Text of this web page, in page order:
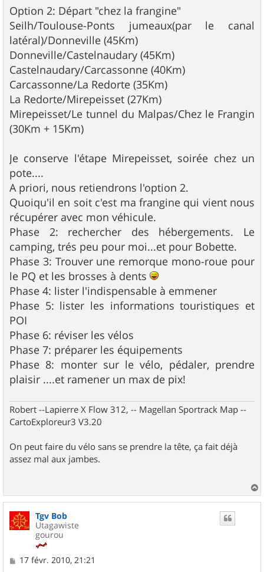
Option 2: Départ "chez la frangine"
Seilh/Toulouse-Ponts jumeaux(par le canal
latéral)/Donneville (45Km)
Donneville/Castelnaudary (45Km)
Castelnaudary/Carcassonne (40Km)
Carcassonne/La Redorte (35Km)
La Redorte/Mirepeisset (27Km)
Mirepeisset/Le tunnel du Malpas/Chez le Frangin
(30Km + 15Km)
Je conserve l'étape Mirepeisset, soirée chez un
pote....
A priori, nous retiendrons l'option 2.
Quoiqu'il en soit c'est ma frangine qui vient nous
récupérer avec mon véhicule.
Phase 2: rechercher des hébergements. Le
camping, trés peu pour moi...et pour Bobette.
Phase 3: Trouver une remorque mono-roue pour
le PQ et les brosses à dents
Phase 4: lister l'indispensable à emmener
Phase 5: lister les informations touristiques et
POI
Phase 6: réviser les vélos
Phase 7: préparer les équipements
Phase 8: monter sur le vélo, pédaler, prendre
plaisir ....et ramener un max de pix!
Robert --Lapierre X Flow 312, -- Magellan Sportrack Map --
CartoExploreur3 V3.20
On peut faire du vélo sans se prendre la tête, ça fait déjà
assez mal aux jambes.
a
Tgv Bob
Utagawiste
gourou
M17 févr. 2010, 21:21